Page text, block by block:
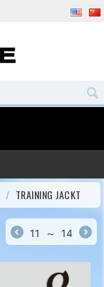
/ TRAINING JACKT
11 ～ 14